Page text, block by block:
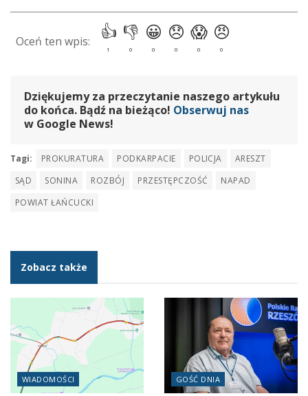
Dziękujemy za przeczytanie naszego artykułu
do końca. Bądź na bieżąco! Obserwuj nas
w Google News!
Tagi: PROKURATURA PODKARPACIE POLICJA
ARESZT
SĄD
SONINA ROZBÓJ PRZESTĘPCZOŚĆ
NAPAD
POWIAT ŁAŃCUCKI
Zobacz także
WIADOMOŚCI GOŚĆ DNIA